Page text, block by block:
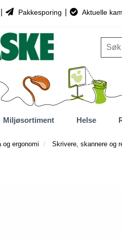
Pakkesporing Aktuelle
Miljøsortiment Helse
og ergonomi Skrivere, skannere og